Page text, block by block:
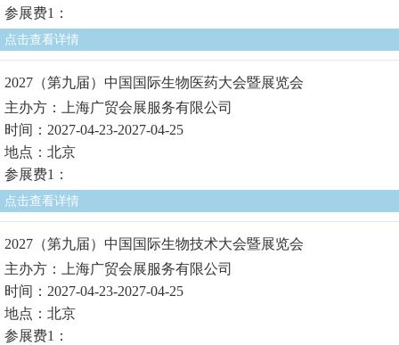
参展费1：
点击查看详情
2027（第九届）中国国际生物医药大会暨展览会
主办方：上海广贸会展服务有限公司
时间：2027-04-23-2027-04-25
地点：北京
参展费1：
点击查看详情
2027（第九届）中国国际生物技术大会暨展览会
主办方：上海广贸会展服务有限公司
时间：2027-04-23-2027-04-25
地点：北京
参展费1：